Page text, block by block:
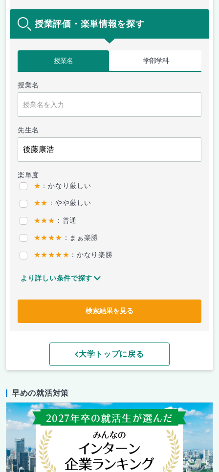
授業評価・楽単情報を探す
授業名 学部学科
授業名
先生名
楽単度
★ ：かなり厳しい
★★ ：やや厳しい
★★★ ：普通
★★★★ ：まぁ楽勝
★★★★★ ：かなり楽勝
より詳しい条件で探す
検索結果を見る
大学トップに戻る
早めの就活対策